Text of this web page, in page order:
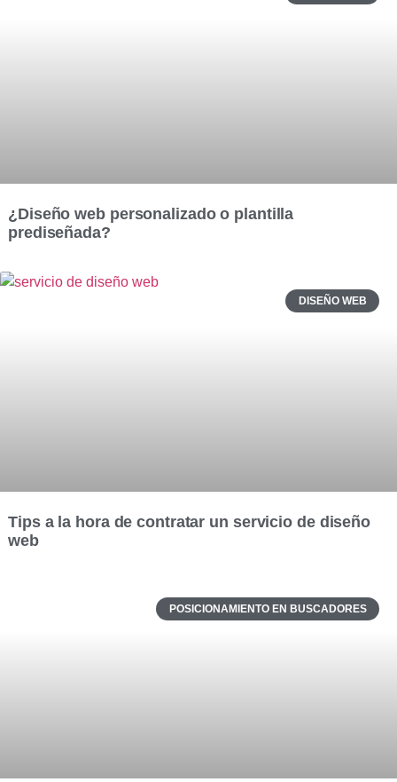
¿Diseño web personalizado o plantilla
prediseñada?
DISEÑO WEB
Tips a la hora de contratar un servicio de diseño
web
POSICIONAMIENTO EN BUSCADORES